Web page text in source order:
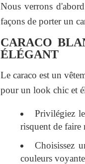
Nous verrons
façons de porter un
CARACO
ÉLÉGANT
Le caraco est un
pour un look chic et
Privilégiez
risquent de faire
Choisissez
couleurs